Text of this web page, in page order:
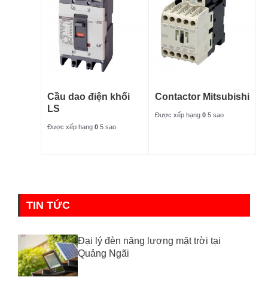
Cầu dao điện khối
LS
Được xếp hạng 0 5 sao
Contactor Mitsubishi
Được xếp hạng 0 5 sao
TIN TỨC
Đại lý đèn năng lượng mặt trời tại
Quảng Ngãi